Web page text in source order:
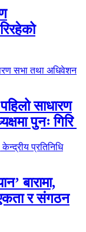
साधारण
पुनः गिरि
बारामा,
एकता र संगठन